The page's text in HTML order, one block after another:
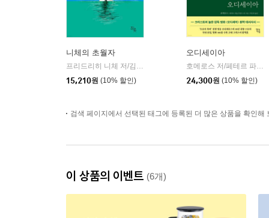
니체의 초월자
프리드리히 니체 저/김철 편역
15,210원 (10% 할인)
오디세이아
호메로스 저/페테르 파울 루벤스 그림/박문재 역
24,300원 (10% 할인)
검색 페이지에서 선택된 태그에 등록된 더 많은 상품을 확인해
이 상품의 이벤트 (6개)